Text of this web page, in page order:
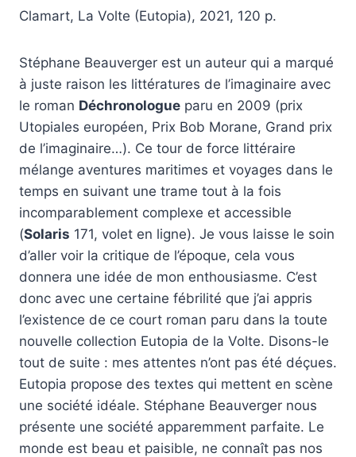
Clamart, La Volte (Eutopia), 2021, 120 p.
Stéphane Beauverger est un auteur qui a marqué
à juste raison les littératures de l’imaginaire avec
le roman Déchronologue paru en 2009 (prix
Utopiales européen, Prix Bob Morane, Grand prix
de l’imaginaire…). Ce tour de force littéraire
mélange aventures maritimes et voyages dans le
temps en suivant une trame tout à la fois
incomparablement complexe et accessible
(Solaris 171, volet en ligne). Je vous laisse le soin
d’aller voir la critique de l’époque, cela vous
donnera une idée de mon enthousiasme. C’est
donc avec une certaine fébrilité que j’ai appris
l’existence de ce court roman paru dans la toute
nouvelle collection Eutopia de la Volte. Disons-le
tout de suite : mes attentes n’ont pas été déçues.
Eutopia propose des textes qui mettent en scène
une société idéale. Stéphane Beauverger nous
présente une société apparemment parfaite. Le
monde est beau et paisible, ne connaît pas nos